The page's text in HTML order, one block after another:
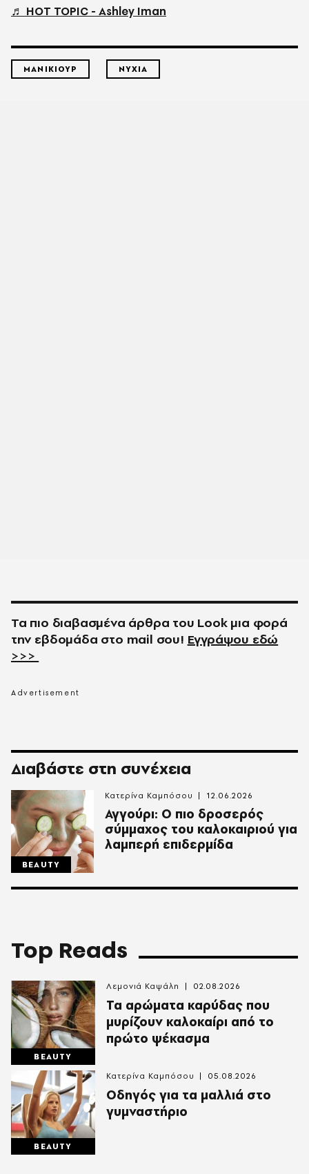
♬ HOT TOPIC - Ashley Iman
ΜΑΝΙΚΙΟΥΡ ΝΥΧΙΑ
Τα πιο διαβασμένα άρθρα του Look μια φορά
την εβδομάδα στο mail σου! Εγγράψου εδώ
>>>
Διαβάστε στη συνέχεια
BEAUTY
Αγγούρι: Ο πιο δροσερός
σύμμαχος του καλοκαιριού για
λαμπερή επιδερμίδα
Κατερίνα Καμπόσου 12.06.2026
Top Reads
BEAUTY
Τα αρώματα καρύδας που
μυρίζουν καλοκαίρι από το
πρώτο ψέκασμα
Λεμονιά Καψάλη 02.08.2026
BEAUTY
Οδηγός για τα μαλλιά στο
γυμναστήριο
Κατερίνα Καμπόσου 05.08.2026